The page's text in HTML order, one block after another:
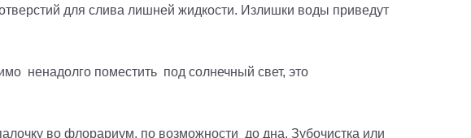
для слива лишней жидкости. Излишки воды приведут
ненадолго поместить под солнечный свет, это
во флорариум, по возможности до дна. Зубочистка или